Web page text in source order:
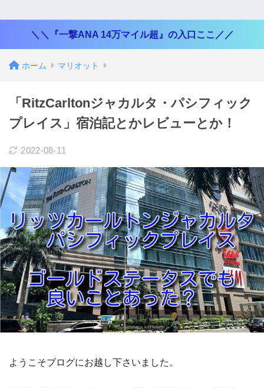
＼＼『一撃ANA 14万マイル超』の入口ここ／／
ホーム マリオット
「RitzCarltonジャカルタ・パシフィック
プレイス」宿泊記とかレビューとか！
2022-08-11
ようこそブログにお越し下さいました。